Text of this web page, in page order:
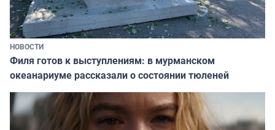
НОВОСТИ
Филя готов к выступлениям: в мурманском
океанариуме рассказали о состоянии тюленей